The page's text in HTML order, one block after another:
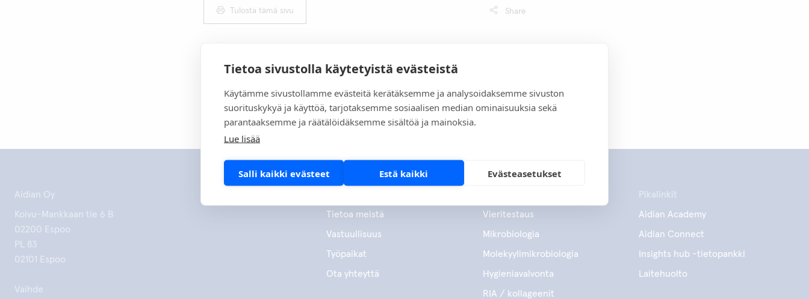
Tietoa sivustolla käytetyistä evästeistä
Käytämme sivustollamme evästeitä kerätäksemme ja analysoidaksemme sivuston
suorituskykyä ja käyttöä, tarjotaksemme sosiaalisen median ominaisuuksia sekä
parantaaksemme ja räätälöidäksemme sisältöä ja mainoksia.
Lue lisää
Salli kaikki evästeet Estä kaikki Evästeasetukset
Tulosta tämä sivu Share
Aidian Oy
Koivu-Mankkaan tie 6 B
02200 Espoo
PL 83
02101 Espoo
Vaihde
Tietoa meistä
Vastuullisuus
Työpaikat
Ota yhteyttä
Vieritestaus
Mikrobiologia
Molekyylimikrobiologia
Hygieniavalvonta
RIA / kollageenit
Pikalinkit
Aidian Academy
Aidian Connect
Insights hub -tietopankki
Laitehuolto